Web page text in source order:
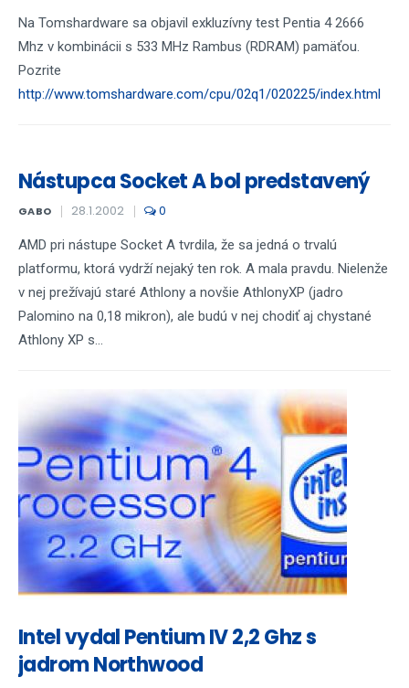
Na Tomshardware sa objavil exkluzívny test Pentia 4 2666
Mhz v kombinácii s 533 MHz Rambus (RDRAM) pamäťou.
Pozrite
http://www.tomshardware.com/cpu/02q1/020225/index.html
Nástupca Socket A bol predstavený
GABO 28.1.2002 0
AMD pri nástupe Socket A tvrdila, že sa jedná o trvalú
platformu, ktorá vydrží nejaký ten rok. A mala pravdu. Nielenže
v nej prežívajú staré Athlony a novšie AthlonyXP (jadro
Palomino na 0,18 mikron), ale budú v nej chodiť aj chystané
Athlony XP s...
Intel vydal Pentium IV 2,2 Ghz s
jadrom Northwood